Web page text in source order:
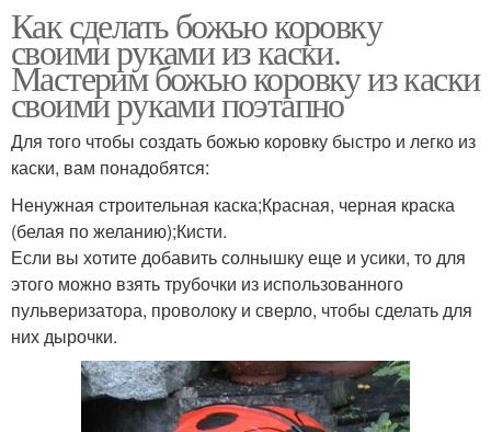
Как сделать божью коровку
своими руками из каски.
Мастерим божью коровку из каски
своими руками поэтапно
Для того чтобы создать божью коровку быстро и легко из
каски, вам понадобятся:
Ненужная строительная каска;Красная, черная краска
(белая по желанию);Кисти.
Если вы хотите добавить солнышку еще и усики, то для
этого можно взять трубочки из использованного
пульверизатора, проволоку и сверло, чтобы сделать для
них дырочки.